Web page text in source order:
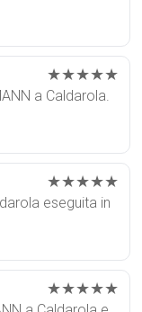
★★★★★
a Caldarola.
★★★★★
eseguita in
★★★★★